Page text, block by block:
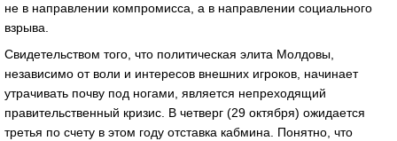
не в направлении компромисса, а в направлении социального
взрыва.
Свидетельством того, что политическая элита Молдовы,
независимо от воли и интересов внешних игроков, начинает
утрачивать почву под ногами, является непреходящий
правительственный кризис. В четверг (29 октября) ожидается
третья по счету в этом году отставка кабмина. Понятно, что